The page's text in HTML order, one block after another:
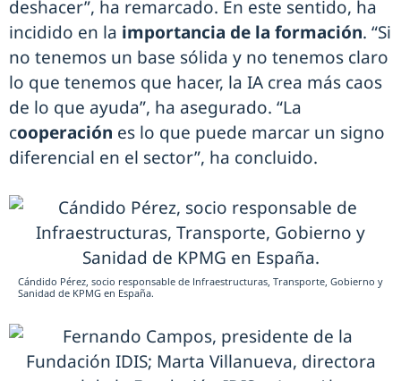
deshacer”, ha remarcado. En este sentido, ha
incidido en la importancia de la formación. “Si
no tenemos un base sólida y no tenemos claro
lo que tenemos que hacer, la IA crea más caos
de lo que ayuda”, ha asegurado. “La
cooperación es lo que puede marcar un signo
diferencial en el sector”, ha concluido.
Cándido Pérez, socio responsable de Infraestructuras, Transporte, Gobierno y
Sanidad de KPMG en España.